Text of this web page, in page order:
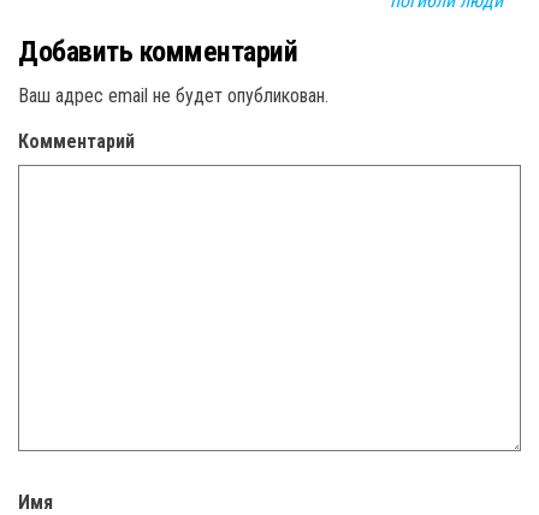
Добавить комментарий
Ваш адрес email не будет опубликован.
Комментарий
Имя